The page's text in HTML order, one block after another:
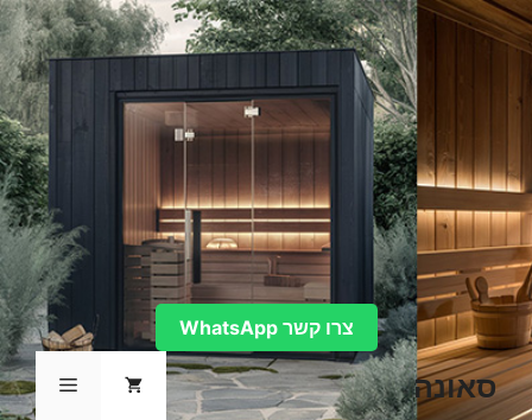
לדלג
לתוכן
סאונה תפריט
צרו קשר WhatsApp